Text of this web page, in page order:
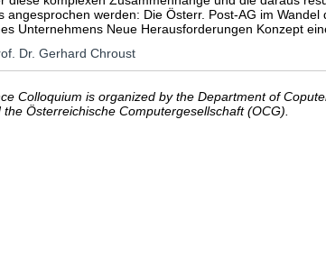
angesprochen werden: Die Österr. Post-AG im
Unternehmens Neue Herausforderungen Konzept
Dr. Gerhard Chroust
Colloquium is organized by the Department of
Österreichische Computergesellschaft (OCG).